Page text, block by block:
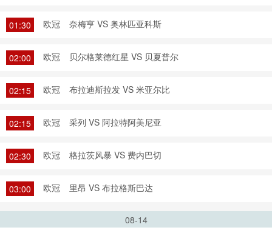
01:30 欧冠 奈梅亨 VS 奥林匹亚科斯
02:00 欧冠 贝尔格莱德红星 VS 贝夏普尔
02:15 欧冠 布拉迪斯拉发 VS 米亚尔比
02:15 欧冠 采列 VS 阿拉特阿美尼亚
02:30 欧冠 格拉茨风暴 VS 费内巴切
03:00 欧冠 里昂 VS 布拉格斯巴达
08-14